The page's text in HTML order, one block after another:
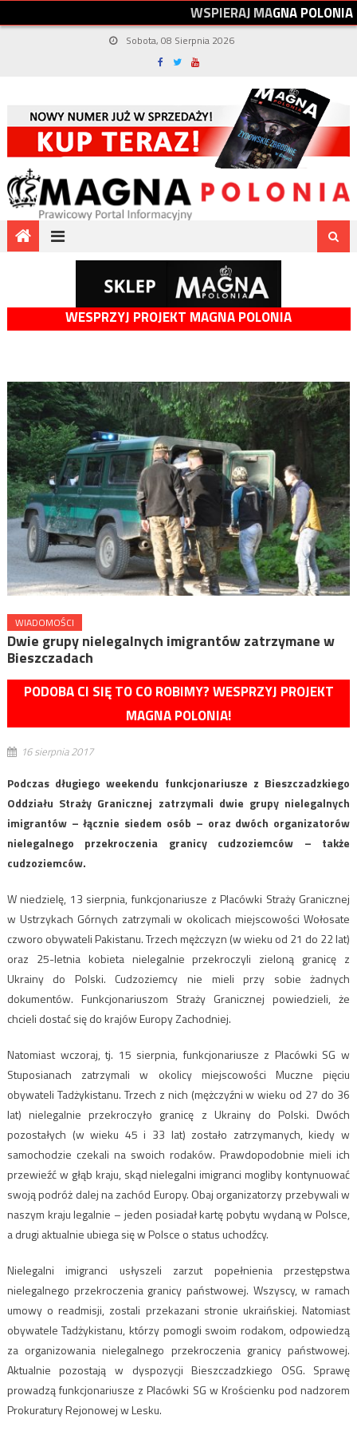
WSPIERAJMAGNAPOLONIA
Sobota, 08 Sierpnia 2026
WESPRZYJ PROJEKT MAGNA POLONIA
WIADOMOŚCI
Dwie grupy nielegalnych imigrantów zatrzymane w
Bieszczadach
PODOBA CI SIĘ TO CO ROBIMY? WESPRZYJ PROJEKT
MAGNA POLONIA!
16 sierpnia 2017
Podczas długiego weekendu funkcjonariusze z Bieszczadzkiego
Oddziału Straży Granicznej zatrzymali dwie grupy nielegalnych
imigrantów – łącznie siedem osób – oraz dwóch organizatorów
nielegalnego przekroczenia granicy cudzoziemców – także
cudzoziemców.
W niedzielę, 13 sierpnia, funkcjonariusze z Placówki Straży Granicznej
w Ustrzykach Górnych zatrzymali w okolicach miejscowości Wołosate
czworo obywateli Pakistanu. Trzech mężczyzn (w wieku od 21 do 22 lat)
oraz 25-letnia kobieta nielegalnie przekroczyli zieloną granicę z
Ukrainy do Polski. Cudzoziemcy nie mieli przy sobie żadnych
dokumentów. Funkcjonariuszom Straży Granicznej powiedzieli, że
chcieli dostać się do krajów Europy Zachodniej.
Natomiast wczoraj, tj. 15 sierpnia, funkcjonariusze z Placówki SG w
Stuposianach zatrzymali w okolicy miejscowości Muczne pięciu
obywateli Tadżykistanu. Trzech z nich (mężczyźni w wieku od 27 do 36
lat) nielegalnie przekroczyło granicę z Ukrainy do Polski. Dwóch
pozostałych (w wieku 45 i 33 lat) zostało zatrzymanych, kiedy w
samochodzie czekali na swoich rodaków. Prawdopodobnie mieli ich
przewieźć w głąb kraju, skąd nielegalni imigranci mogliby kontynuować
swoją podróż dalej na zachód Europy. Obaj organizatorzy przebywali w
naszym kraju legalnie – jeden posiadał kartę pobytu wydaną w Polsce,
a drugi aktualnie ubiega się w Polsce o status uchodźcy.
Nielegalni imigranci usłyszeli zarzut popełnienia przestępstwa
nielegalnego przekroczenia granicy państwowej. Wszyscy, w ramach
umowy o readmisji, zostali przekazani stronie ukraińskiej. Natomiast
obywatele Tadżykistanu, którzy pomogli swoim rodakom, odpowiedzą
za organizowania nielegalnego przekroczenia granicy państwowej.
Aktualnie pozostają w dyspozycji Bieszczadzkiego OSG. Sprawę
prowadzą funkcjonariusze z Placówki SG w Krościenku pod nadzorem
Prokuratury Rejonowej w Lesku.